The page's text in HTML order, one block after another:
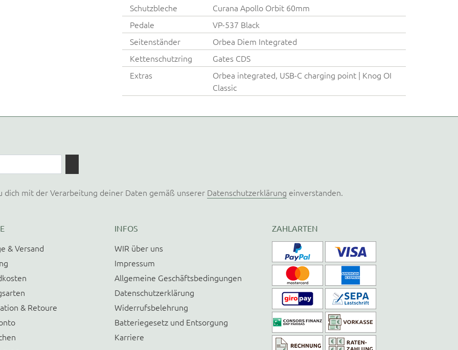
Schutzbleche
Curana Apollo Orbit 60mm
Pedale
VP-537 Black
Seitenständer
Orbea Diem Integrated
Kettenschutzring
Gates CDS
Extras
Orbea integrated, USB-C charging point | Knog OI
Classic
mit der Verarbeitung deiner Daten gemäß unserer Datenschutzerklärung einverstanden.
& Versand
& Retoure
INFOS
WIR über uns
Impressum
Allgemeine Geschäftsbedingungen
Datenschutzerklärung
Widerrufsbelehrung
Batteriegesetz und Entsorgung
Karriere
ZAHLARTEN